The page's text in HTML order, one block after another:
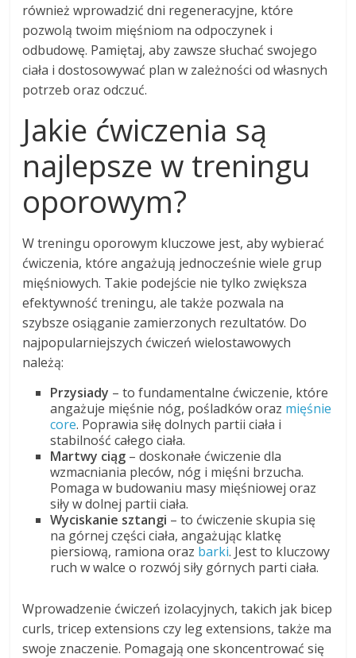
również wprowadzić dni regeneracyjne, które
pozwolą twoim mięśniom na odpoczynek i
odbudowę. Pamiętaj, aby zawsze słuchać swojego
ciała i dostosowywać plan w zależności od własnych
potrzeb oraz odczuć.
Jakie ćwiczenia są
najlepsze w treningu
oporowym?
W treningu oporowym kluczowe jest, aby wybierać
ćwiczenia, które angażują jednocześnie wiele grup
mięśniowych. Takie podejście nie tylko zwiększa
efektywność treningu, ale także pozwala na
szybsze osiąganie zamierzonych rezultatów. Do
najpopularniejszych ćwiczeń wielostawowych
należą:
Przysiady – to fundamentalne ćwiczenie, które
angażuje mięśnie nóg, pośladków oraz mięśnie
core. Poprawia siłę dolnych partii ciała i
stabilność całego ciała.
Martwy ciąg – doskonałe ćwiczenie dla
wzmacniania pleców, nóg i mięśni brzucha.
Pomaga w budowaniu masy mięśniowej oraz
siły w dolnej partii ciała.
Wyciskanie sztangi – to ćwiczenie skupia się
na górnej części ciała, angażując klatkę
piersiową, ramiona oraz barki. Jest to kluczowy
ruch w walce o rozwój siły górnych parti ciała.
Wprowadzenie ćwiczeń izolacyjnych, takich jak bicep
curls, tricep extensions czy leg extensions, także ma
swoje znaczenie. Pomagają one skoncentrować się